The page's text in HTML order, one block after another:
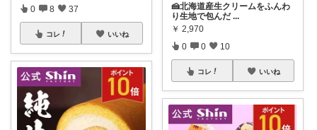
0 8 37
コレ いいね
🍰北海道産生クリームをふんわ
り生地で包んだ ...
￥ 2,970
0 0 10
コレ いいね